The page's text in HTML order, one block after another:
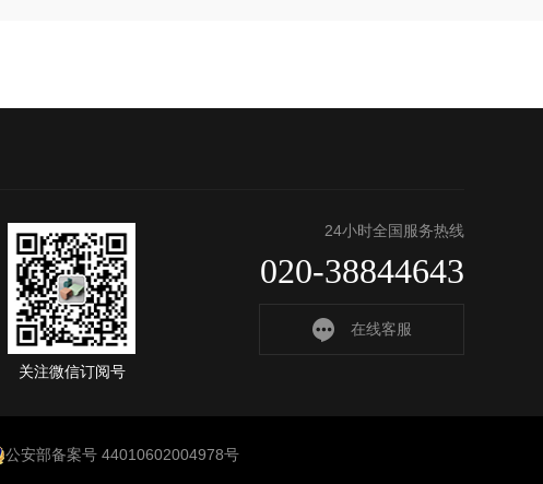
关注微信订阅号
24小时全国服务热线
020-38844643
在线客服
公安部备案号 44010602004978号